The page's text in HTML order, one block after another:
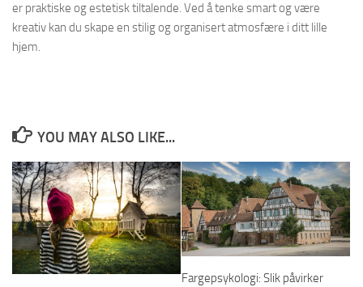
er praktiske og estetisk tiltalende. Ved å tenke smart og være
kreativ kan du skape en stilig og organisert atmosfære i ditt lille
hjem.
YOU MAY ALSO LIKE...
Fargepsykologi: Slik påvirker